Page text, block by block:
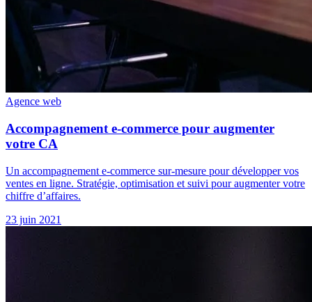
Agence web
Accompagnement e-commerce pour augmenter
votre CA
Un accompagnement e-commerce sur-mesure pour développer vos
ventes en ligne. Stratégie, optimisation et suivi pour augmenter votre
chiffre d’affaires.
23 juin 2021